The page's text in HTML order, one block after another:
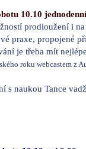
10.10
prodloužení i
praxe, propojené
je třeba mít
roku webcastem z
s naukou Tance